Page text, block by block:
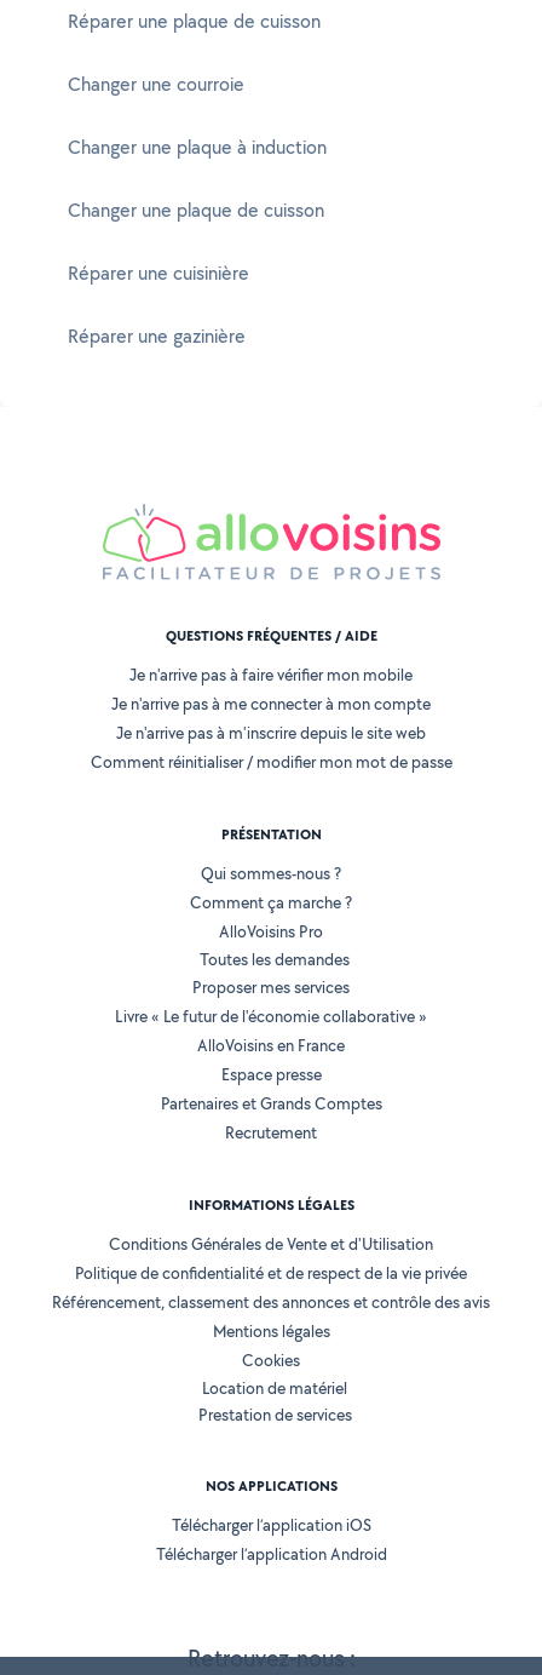
Réparer une plaque de cuisson
Changer une courroie
Changer une plaque à induction
Changer une plaque de cuisson
Réparer une cuisinière
Réparer une gazinière
Retrouvez-nous :
QUESTIONS FRÉQUENTES / AIDE
Je n'arrive pas à faire vérifier mon mobile
Je n'arrive pas à me connecter à mon compte
Je n'arrive pas à m'inscrire depuis le site web
Comment réinitialiser / modifier mon mot de passe
PRÉSENTATION
Qui sommes-nous ?
Comment ça marche ?
AlloVoisins Pro
Toutes les demandes
Proposer mes services
Livre « Le futur de l'économie collaborative »
AlloVoisins en France
Espace presse
Partenaires et Grands Comptes
Recrutement
INFORMATIONS LÉGALES
Conditions Générales de Vente et d'Utilisation
Politique de confidentialité et de respect de la vie privée
Référencement, classement des annonces et contrôle des avis
Mentions légales
Cookies
Location de matériel
Prestation de services
NOS APPLICATIONS
Télécharger l’application iOS
Télécharger l’application Android